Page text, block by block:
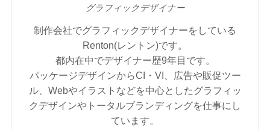
グラフィックデザイナー
制作会社でグラフィックデザイナーをしている
Renton(レントン)です。
都内在中でデザイナー歴9年目です。
パッケージデザインからCI・VI、広告や販促ツー
ル、Webやイラストなどを中心としたグラフィッ
クデザインやトータルブランディングを仕事にし
ています。